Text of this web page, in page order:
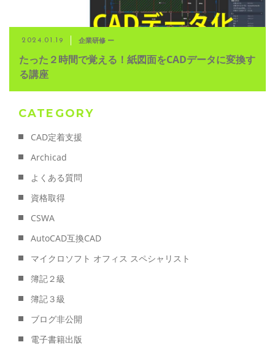
2024.01.19 企業研修 ー
たった２時間で覚える！紙図面をCADデータに変換す
る講座
CATEGORY
CAD定着支援
Archicad
よくある質問
資格取得
CSWA
AutoCAD互換CAD
マイクロソフト オフィス スペシャリスト
簿記２級
簿記３級
ブログ非公開
電子書籍出版